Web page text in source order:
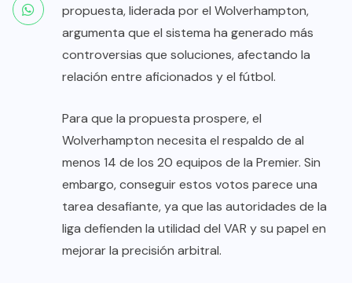
propuesta, liderada por el Wolverhampton,
argumenta que el sistema ha generado más
controversias que soluciones, afectando la
relación entre aficionados y el fútbol.
Para que la propuesta prospere, el
Wolverhampton necesita el respaldo de al
menos 14 de los 20 equipos de la Premier. Sin
embargo, conseguir estos votos parece una
tarea desafiante, ya que las autoridades de la
liga defienden la utilidad del VAR y su papel en
mejorar la precisión arbitral.